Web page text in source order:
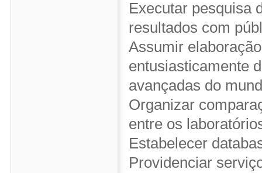
Executar pesquisa
resultados com
Assumir
entusiasticamente
avançadas do
Organizar
entre os
Estabelecer
Providenciar